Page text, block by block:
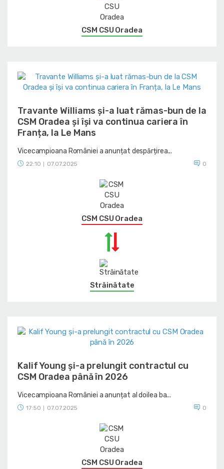
CSM CSU Oradea
Travante Williams și-a luat rămas-bun de la
CSM Oradea și își va continua cariera în
Franța, la Le Mans
Vicecampioana României a anunțat despărțirea...
22:10 07.07.2025 0
CSM CSU Oradea
Străinătate
Kalif Young și-a prelungit contractul cu
CSM Oradea până în 2026
Vicecampioana României a anunțat al doilea ba...
17:50 07.07.2025 0
CSM CSU Oradea